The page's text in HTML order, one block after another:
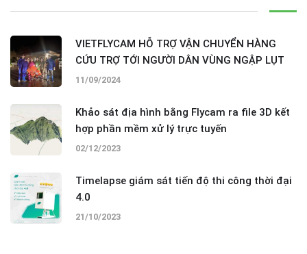
VIETFLYCAM HỖ TRỢ VẬN CHUYỂN HÀNG
CỨU TRỢ TỚI NGƯỜI DÂN VÙNG NGẬP LỤT
11/09/2024
Khảo sát địa hình bằng Flycam ra file 3D kết
hợp phần mềm xử lý trực tuyến
02/12/2023
Timelapse giám sát tiến độ thi công thời đại
4.0
21/10/2023